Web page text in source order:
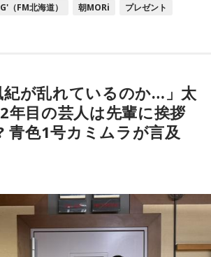
（FM北海道） 朝MORi プレゼント
紀が乱れているのか…」太
年目の芸人は先輩に挨拶
青色1号カミムラが言及